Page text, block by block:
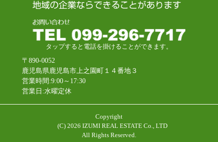
タップすると電話を掛けることができます。
〒890-0052
鹿児島県鹿児島市上之園町１４番地３
営業時間:9:00～17:30
営業日:水曜定休
Copyright
(C) 2026 IZUMI REAL ESTATE Co., LTD
All Rights Reserved.